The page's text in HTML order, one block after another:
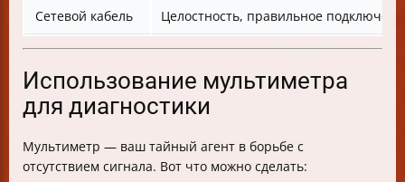
Сетевой кабель Целостность, правильное
Использование мультиметра
для диагностики
Мультиметр — ваш тайный агент в борьбе с
отсутствием сигнала. Вот что можно сделать: